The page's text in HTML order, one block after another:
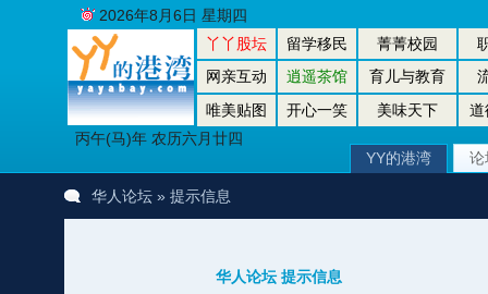
丫丫股坛 留学移民 菁菁校园
网亲互动
逍遥茶馆 育儿与教育
唯美贴图
开心一笑 美味天下
道
丙午(马)年 农历六月廿四
2026年8月6日 星期四
YY的港湾 论
华人论坛» 提示信息
华人论坛 提示信息